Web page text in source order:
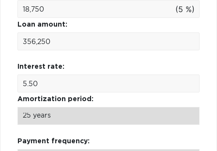
(5 %)
Loan amount:
Interest rate:
Amortization period:
Payment frequency: